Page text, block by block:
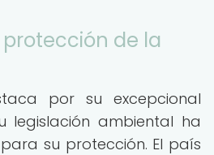
de la
por su excepcional
legislación ambiental ha
su protección. El país